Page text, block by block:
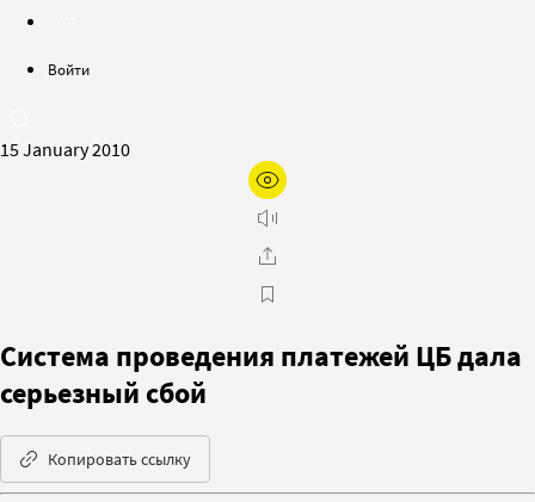
Войти
15 January 2010
Система проведения платежей ЦБ дала
серьезный сбой
Копировать ссылку